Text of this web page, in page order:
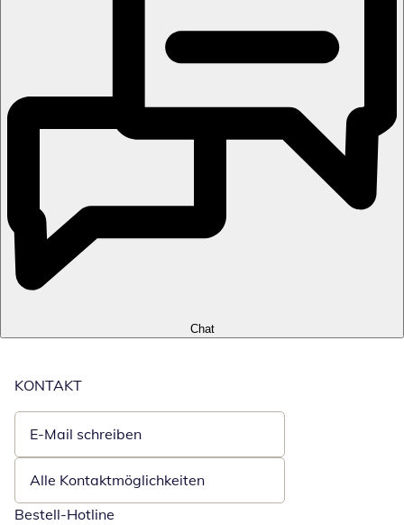
Chat
KONTAKT
E-Mail schreiben
Öffnet E-Mail-Client
Alle Kontaktmöglichkeiten
Bestell-Hotline